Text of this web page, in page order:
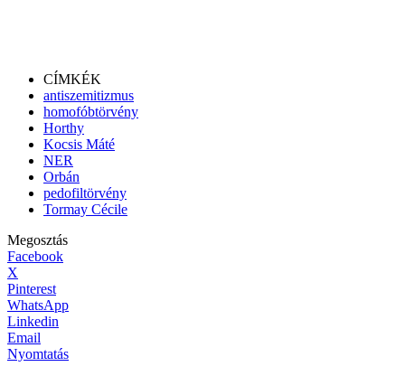
CÍMKÉK
antiszemitizmus
homofóbtörvény
Horthy
Kocsis Máté
NER
Orbán
pedofiltörvény
Tormay Cécile
Megosztás
Facebook
X
Pinterest
WhatsApp
Linkedin
Email
Nyomtatás